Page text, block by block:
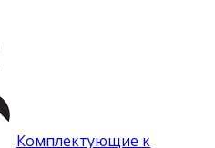
Комплектующие к